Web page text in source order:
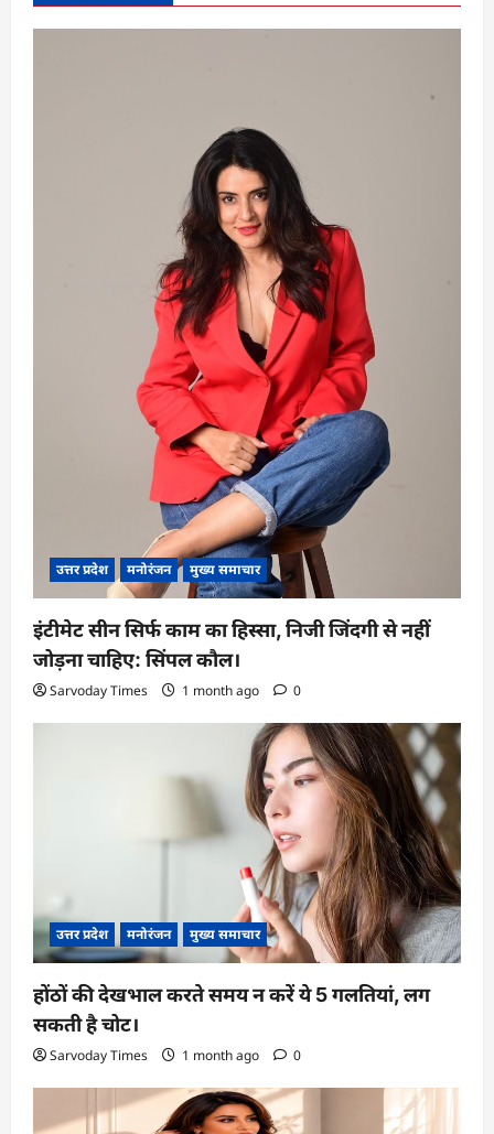
g
उत्तर प्रदेश मनोरंजन मुख्य समाचार
इंटीमेट सीन सिर्फ काम का हिस्सा, निजी जिंदगी से नहीं
जोड़ना चाहिए: सिंपल कौल।
Sarvoday Times 1 month ago 0
उत्तर प्रदेश मनोरंजन मुख्य समाचार
होंठों की देखभाल करते समय न करें ये 5 गलतियां, लग
सकती है चोट।
Sarvoday Times 1 month ago 0